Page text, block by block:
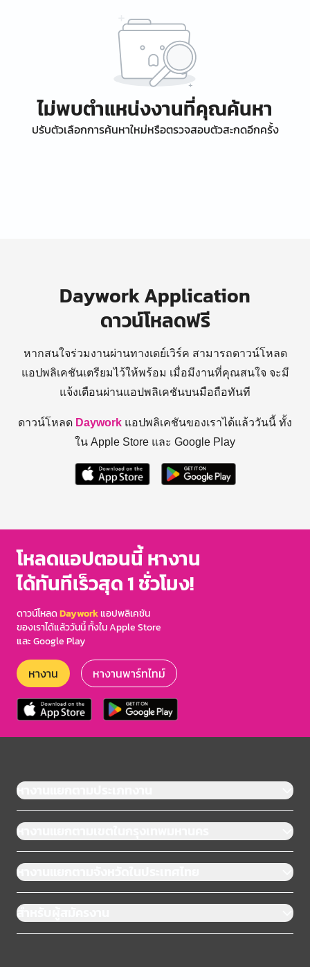
ไม่พบตำแหน่งงานที่คุณค้นหา
ปรับตัวเลือกการค้นหาใหม่หรือตรวจสอบตัวสะกดอีกครั้ง
Daywork Application
ดาวน์โหลดฟรี
หากสนใจร่วมงานผ่านทางเดย์เวิร์ค สามารถดาวน์โหลด
แอปพลิเคชันเตรียมไว้ให้พร้อม เมื่อมีงานที่คุณสนใจ จะมี
แจ้งเตือนผ่านแอปพลิเคชันบนมือถือทันที
ดาวน์โหลด Daywork แอปพลิเคชันของเราได้แล้ววันนี้ ทั้ง
ใน Apple Store และ Google Play
โหลดแอปตอนนี้ หางาน
ได้ทันทีเร็วสุด 1 ชั่วโมง!
ดาวน์โหลดDayworkแอปพลิเคชัน
ของเราได้แล้ววันนี้ ทั้งใน Apple Store
และ Google Play
หางาน หางานพาร์ทไทม์
หางานแยกตามประเภทงาน
หางานแยกตามเขตในกรุงเทพมหานคร
หางานแยกตามจังหวัดในประเทศไทย
สำหรับผู้สมัครงาน